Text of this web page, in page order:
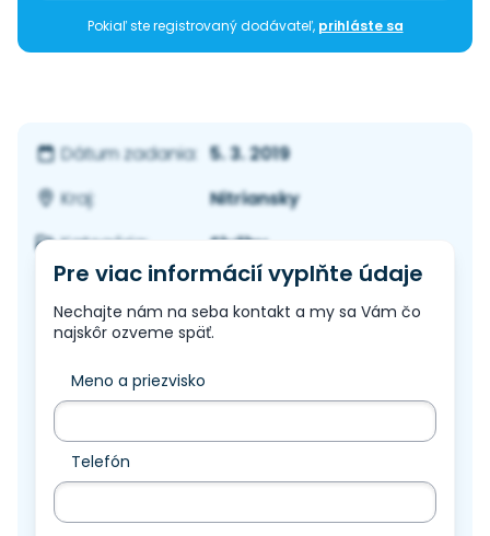
Pokiaľ ste registrovaný dodávateľ, prihláste sa
Dátum zadania: 5. 3. 2019
Kraj:
Nitriansky
Kategória:
Služby
Pre viac informácií vyplňte údaje
Nechajte nám na seba kontakt a my sa Vám čo
najskôr ozveme späť.
Meno a priezvisko
Telefón